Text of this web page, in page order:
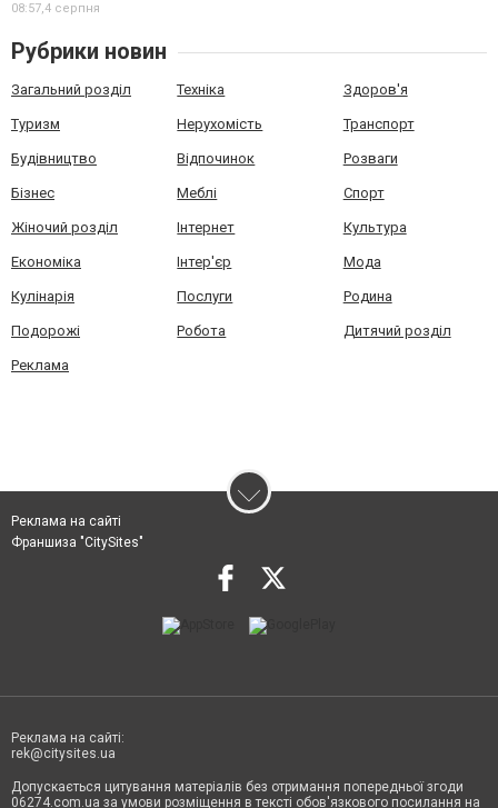
08:57,4 серпня
Рубрики новин
Загальний розділ Техніка Здоров'я
Туризм Нерухомість Транспорт
Будівництво Відпочинок Розваги
Бізнес Меблі Спорт
Жіночий розділ Інтернет Культура
Економіка Інтер'єр Мода
Кулінарія Послуги Родина
Подорожі Робота Дитячий розділ
Реклама
Реклама на сайті
Франшиза "CitySites"
Реклама на сайті:
rek@citysites.ua
Допускається цитування матеріалів без отримання попередньої згоди
06274.com.ua за умови розміщення в тексті обов'язкового посилання на